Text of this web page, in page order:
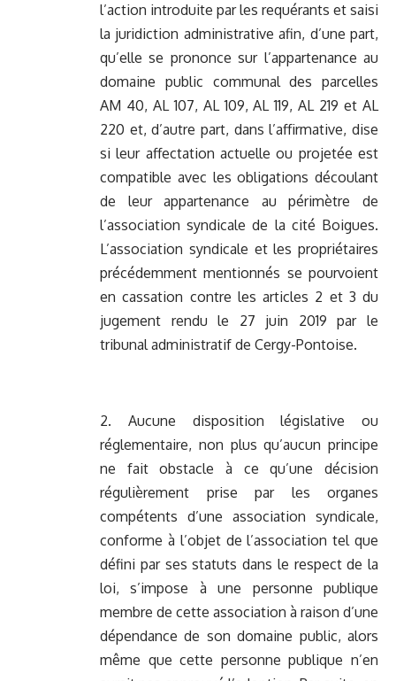
l’action introduite par les requérants et saisi
la juridiction administrative afin, d’une part,
qu’elle se prononce sur l’appartenance au
domaine public communal des parcelles
AM 40, AL 107, AL 109, AL 119, AL 219 et AL
220 et, d’autre part, dans l’affirmative, dise
si leur affectation actuelle ou projetée est
compatible avec les obligations découlant
de leur appartenance au périmètre de
l’association syndicale de la cité Boigues.
L’association syndicale et les propriétaires
précédemment mentionnés se pourvoient
en cassation contre les articles 2 et 3 du
jugement rendu le 27 juin 2019 par le
tribunal administratif de Cergy-Pontoise.
2. Aucune disposition législative ou
réglementaire, non plus qu’aucun principe
ne fait obstacle à ce qu’une décision
régulièrement prise par les organes
compétents d’une association syndicale,
conforme à l’objet de l’association tel que
défini par ses statuts dans le respect de la
loi, s’impose à une personne publique
membre de cette association à raison d’une
dépendance de son domaine public, alors
même que cette personne publique n’en